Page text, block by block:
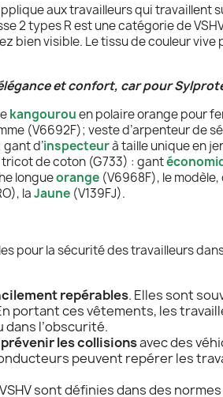
aux travailleurs qui travaillent
2 types R est une catégorie de
bien visible. Le tissu de couleur
et confort, car pour
kangourouen polaire orange pour
(V6692F); veste d’arpenteur de
gant d’inspecteurà taille unique en
de coton (G733) : gant
longueorange (V6968F), le
laJaune (V139FJ).
pour la sécurité des travailleurs
repérables. Elles sont
portant ces vêtements, les
dans l’obscurité.
prévenir les collisionsavec des
peuvent repérer les
sont définies dans des